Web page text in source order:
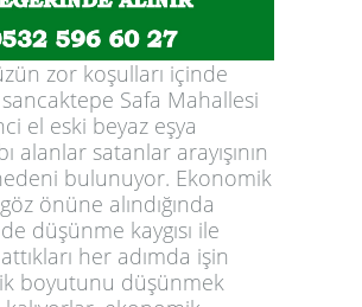
zor koşulları içinde
Safa Mahallesi
el eski beyaz eşya
alanlar satanlar arayışının
bulunuyor. Ekonomik
önüne alındığında
düşünme kaygısı ile
her adımda işin
boyutunu düşünmek